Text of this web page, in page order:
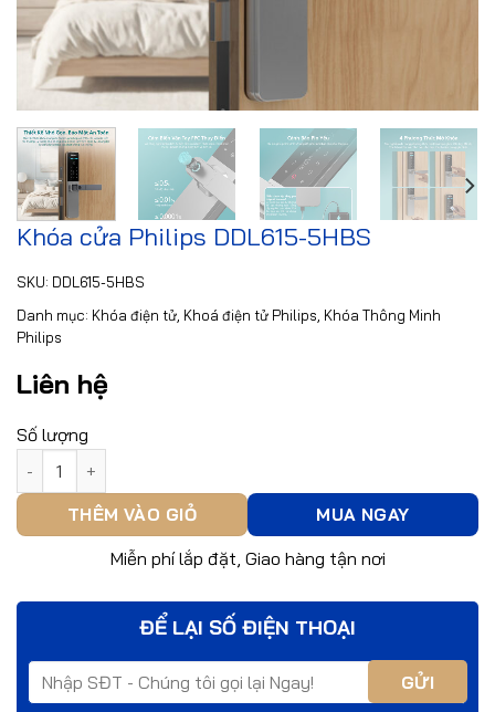
Khóa cửa Philips DDL615-5HBS
SKU: DDL615-5HBS
Danh mục: Khóa điện tử Khoá điện tử Philips Khóa Thông Minh
Philips
Liên hệ
Số lượng
THÊM VÀO GIỎ
MUA NGAY
Miễn phí lắp đặt, Giao hàng tận nơi
ĐỂ LẠI SỐ ĐIỆN THOẠI